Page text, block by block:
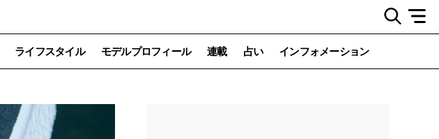
ライフスタイル モデルプロフィール 連載 占い インフォメーション